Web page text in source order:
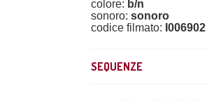
colore: b/n
sonoro: sonoro
codice filmato: I006902
SEQUENZE